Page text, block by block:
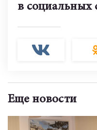
в социальных
Еще новости